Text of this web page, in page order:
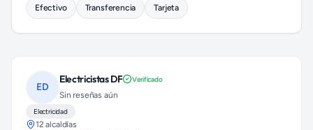
Efectivo Transferencia Tarjeta
ED
Electricistas DF Verificado
Sin reseñas aún
Electricidad
12 alcaldías